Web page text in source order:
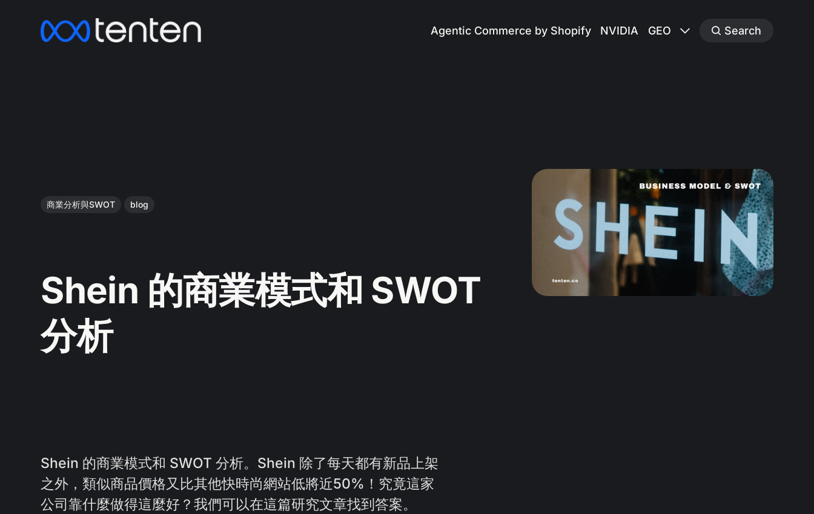
Agentic Commerce by Shopify NVIDIA GEO Search
商業分析與SWOT blog
Shein 的商業模式和 SWOT
分析
Shein 的商業模式和 SWOT 分析。Shein 除了每天都有新品上架
之外，類似商品價格又比其他快時尚網站低將近50%！究竟這家
公司靠什麼做得這麼好？我們可以在這篇研究文章找到答案。